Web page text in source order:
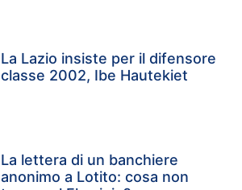
La Lazio insiste per il difensore
classe 2002, Ibe Hautekiet
La lettera di un banchiere
anonimo a Lotito: cosa non